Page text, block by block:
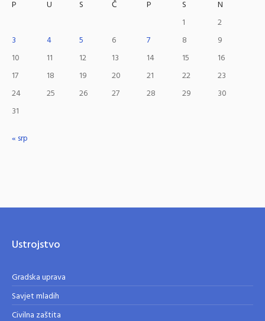
P
U S Č P S
N
1
2
3
4 5 6 7 8
9
10
11 12 13 14 15
16
17
18 19 20 21 22
23
24
25 26 27 28 29
30
31
« srp
Ustrojstvo
Gradska uprava
Savjet mladih
Civilna zaštita